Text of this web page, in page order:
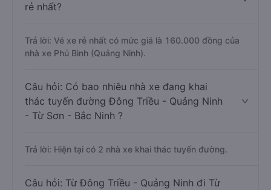
rẻ nhất?
Trả lời: Vé xe rẻ nhất có mức giá là 160.000 đồng của
nhà xe Phú Bình (Quảng Ninh).
Câu hỏi: Có bao nhiêu nhà xe đang khai
thác tuyến đường Đông Triều - Quảng Ninh
- Từ Sơn - Bắc Ninh ?
Trả lời: Hiện tại có 2 nhà xe khai thác tuyến đường.
Câu hỏi: Từ Đông Triều - Quảng Ninh đi Từ